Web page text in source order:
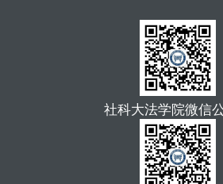
社科大法学院微信